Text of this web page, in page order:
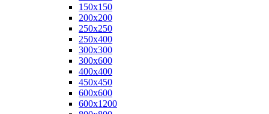
150х150
200х200
250х250
250х400
300х300
300х600
400х400
450х450
600х600
600х1200